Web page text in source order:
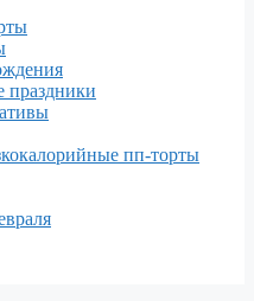
праздники
пп-торты